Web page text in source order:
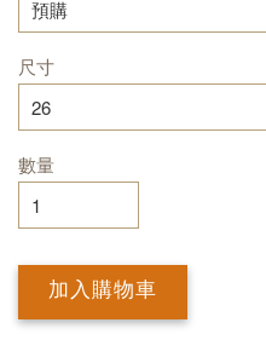
尺寸
數量
加入購物車